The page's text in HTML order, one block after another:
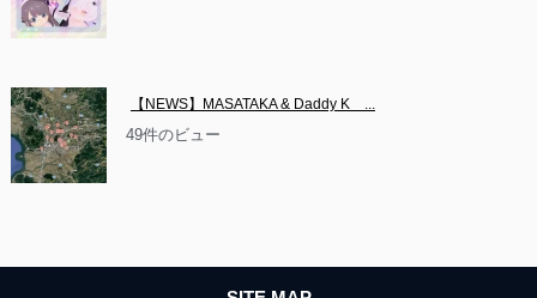
【NEWS】MASATAKA & Daddy K　...
49件のビュー